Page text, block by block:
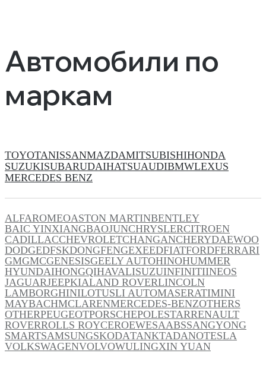
Автомобили по
маркам
TOYOTANISSANMAZDAMITSUBISHIHONDA
SUZUKISUBARUDAIHATSUAUDIBMWLEXUS
MERCEDES BENZ
ALFAROMEOASTON MARTINBENTLEY
BAIC YINXIANGBAOJUNCHRYSLERCITROEN
CADILLACCHEVROLETCHANGANCHERYDAEWOO
DODGEDFSKDONGFENGEXEEDFIATFORDFERRARI
GMGMCGENESISGEELY AUTOHINOHUMMER
HYUNDAIHONGQIHAVALISUZUINFINITIINEOS
JAGUARJEEPKIALAND ROVERLINCOLN
LAMBORGHINILOTUSLI AUTOMASERATIMINI
MAYBACHMCLARENMERCEDES-BENZOTHERS
OTHERPEUGEOTPORSCHEPOLESTARRENAULT
ROVERROLLS ROYCEROEWESAABSSANGYONG
SMARTSAMSUNGSKODATANKTADANOTESLA
VOLKSWAGENVOLVOWULINGXIN YUAN